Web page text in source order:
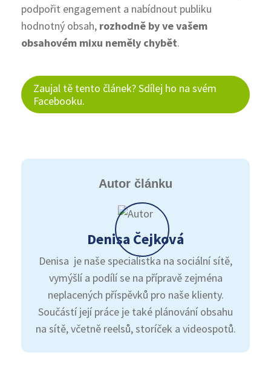
podpořit engagement a nabídnout publiku
hodnotný obsah, rozhodně by ve vašem
obsahovém mixu neměly chybět.
Zaujal tě tento článek? Sdílej ho na svém
Facebooku.
Autor článku
Denisa Čejková
Denisa je naše specialistka na sociální sítě,
vymýšlí a podílí se na přípravě zejména
neplacených příspěvků pro naše klienty.
Součástí její práce je také plánování obsahu
na sítě, včetně reelsů, storíček a videospotů.